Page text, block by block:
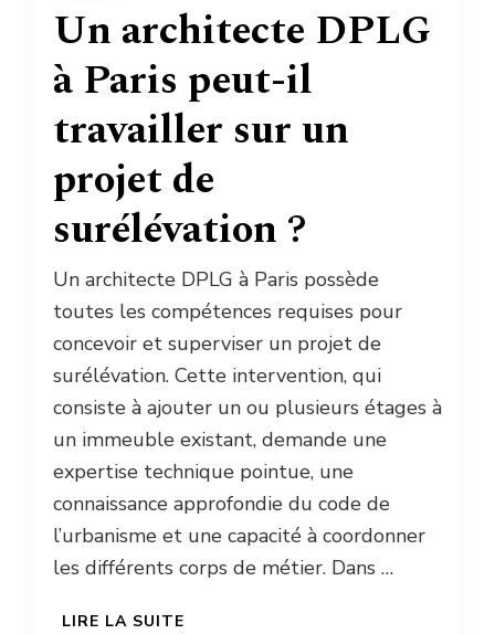
Un architecte DPLG
à Paris peut-il
travailler sur un
projet de
surélévation ?
Un architecte DPLG à Paris possède
toutes les compétences requises pour
concevoir et superviser un projet de
surélévation. Cette intervention, qui
consiste à ajouter un ou plusieurs étages à
un immeuble existant, demande une
expertise technique pointue, une
connaissance approfondie du code de
l’urbanisme et une capacité à coordonner
les différents corps de métier. Dans …
LIRE LA SUITE